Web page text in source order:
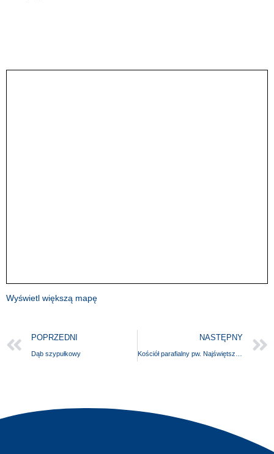
Wyświetl większą mapę
POPRZEDNI
Dąb szypułkowy
NASTĘPNY